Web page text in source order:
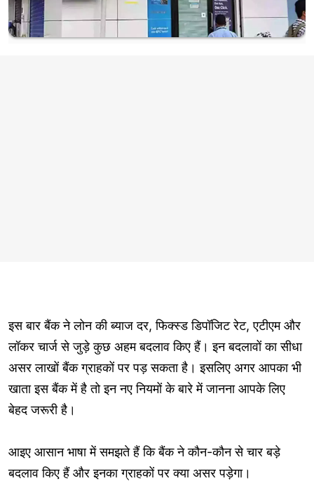
इस बार बैंक ने लोन की ब्याज दर, फिक्स्ड डिपॉजिट रेट, एटीएम और
लॉकर चार्ज से जुड़े कुछ अहम बदलाव किए हैं। इन बदलावों का सीधा
असर लाखों बैंक ग्राहकों पर पड़ सकता है। इसलिए अगर आपका भी
खाता इस बैंक में है तो इन नए नियमों के बारे में जानना आपके लिए
बेहद जरूरी है।
आइए आसान भाषा में समझते हैं कि बैंक ने कौन-कौन से चार बड़े
बदलाव किए हैं और इनका ग्राहकों पर क्या असर पड़ेगा।